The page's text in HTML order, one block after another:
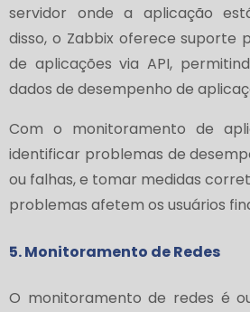
servidor onde a aplicação
disso, o Zabbix oferece suporte
de aplicações via API,
dados de desempenho de
Com o monitoramento de
identificar problemas de
ou falhas, e tomar medidas
problemas afetem os usuários
5. Monitoramento de Redes
O monitoramento de redes é